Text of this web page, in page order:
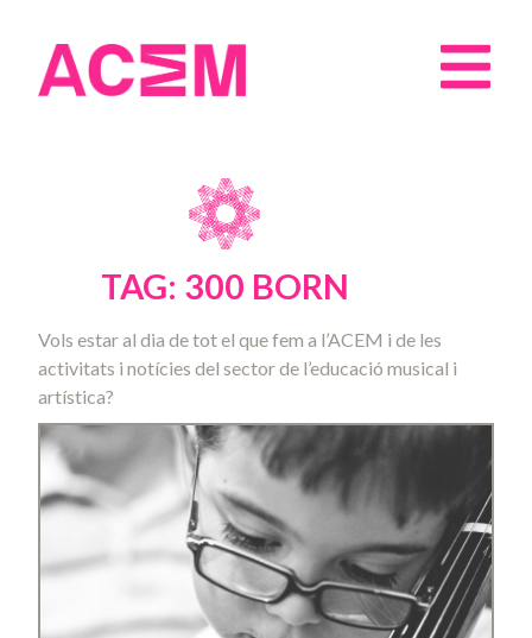
TAG: 300 BORN
Vols estar al dia de tot el que fem a l’ACEM i de les
activitats i notícies del sector de l’educació musical i
artística?